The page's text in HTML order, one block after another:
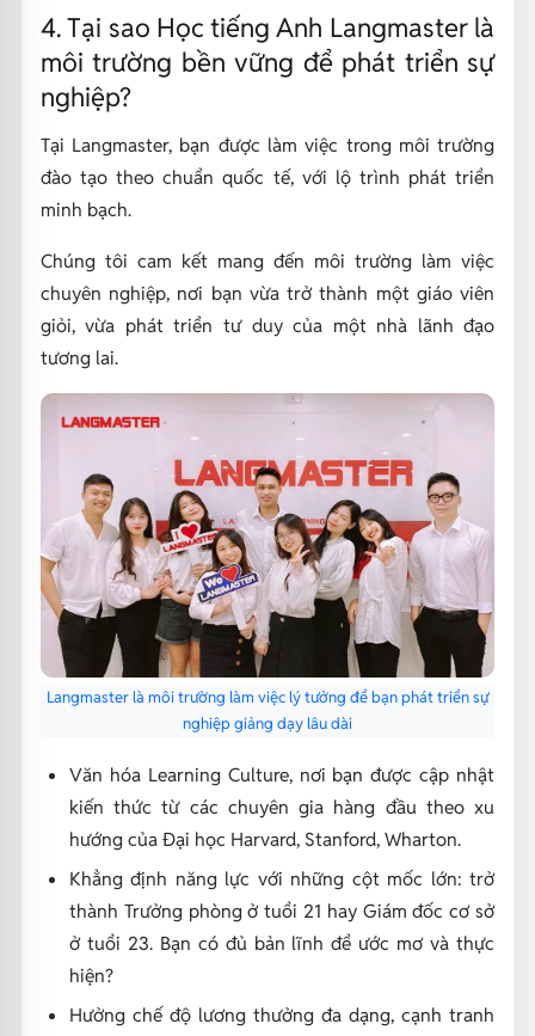
4. Tại sao Học tiếng Anh Langmaster là
môi trường bền vững để phát triển sự
nghiệp?
Tại Langmaster, bạn được làm việc trong môi trường
đào tạo theo chuẩn quốc tế, với lộ trình phát triển
minh bạch.
Chúng tôi cam kết mang đến môi trường làm việc
chuyên nghiệp, nơi bạn vừa trở thành một giáo viên
giỏi, vừa phát triển tư duy của một nhà lãnh đạo
tương lai.
Langmaster là môi trường làm việc lý tưởng để bạn phát triển sự
nghiệp giảng dạy lâu dài
Văn hóa Learning Culture, nơi bạn được cập nhật
kiến thức từ các chuyên gia hàng đầu theo xu
hướng của Đại học Harvard, Stanford, Wharton.
Khẳng định năng lực với những cột mốc lớn: trở
thành Trưởng phòng ở tuổi 21 hay Giám đốc cơ sở
ở tuổi 23. Bạn có đủ bản lĩnh để ước mơ và thực
hiện?
Hưởng chế độ lương thưởng đa dạng, cạnh tranh